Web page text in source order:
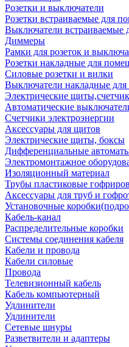
Розетки и выключатели
Розетки встраиваемые для
Выключатели встраиваемые
Диммеры
Рамки для розеток и
Розетки накладные для
Силовые розетки и вилки
Выключатели накладные
Электрические
Автоматические
Счетчики электроэнергии
Аксессуары для щитов
Электрические щиты, боксы
Дифференциальные
Электромонтажное
Изоляционный материал
Трубы пластиковые
Аксессуары для труб и
Установочные
Кабель-канал
Распределительные коробки
Системы соединения кабеля
Кабели и провода
Кабели силовые
Провода
Телевизионный кабель
Кабель компьютерный
Удлинители
Удлинители
Сетевые шнуры
Разветвители и адаптеры